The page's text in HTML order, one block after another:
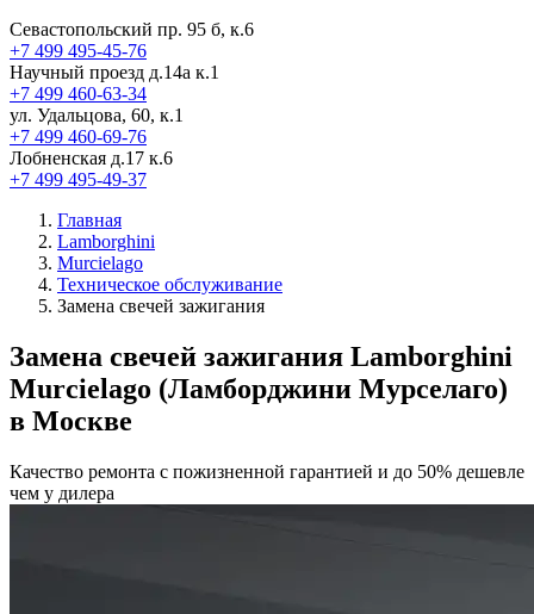
Севастопольский пр. 95 б, к.6
+7 499 495-45-76
Научный проезд д.14а к.1
+7 499 460-63-34
ул. Удальцова, 60, к.1
+7 499 460-69-76
Лобненская д.17 к.6
+7 499 495-49-37
Главная
Lamborghini
Murcielago
Техническое обслуживание
Замена свечей зажигания
Замена свечей зажигания Lamborghini
Murcielago (Ламборджини Мурселаго)
в Москве
Качество ремонта с пожизненной гарантией и до 50% дешевле
чем у дилера